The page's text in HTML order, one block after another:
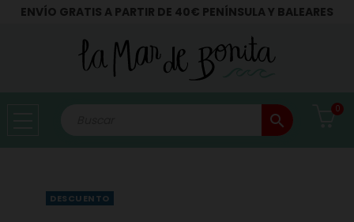
ENVÍO GRATIS A PARTIR DE 40€ PENÍNSULA Y BALEARES
search
0
DESCUENTO